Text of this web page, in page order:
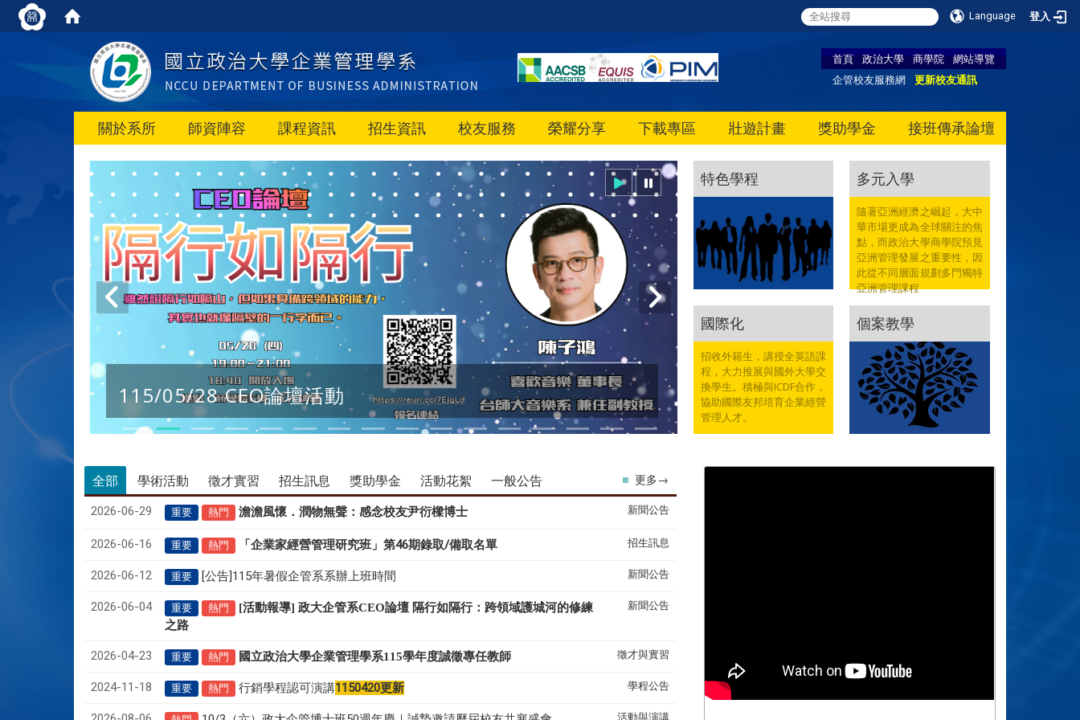
Language 登入
首頁 政治大學 商學院
網站導覽
企管校友服務網
更新校友通訊
關於系所 師資陣容 課程資訊 招生資訊 校友服務 榮耀分享 下載專區 壯遊計畫 獎助學金 接班傳承論壇
115/05/28 CEO論壇活動
特色學程 多元入學
隨著亞洲經濟之崛起，大中
華市場更成為全球關注的焦
點，而政治大學商學院預見
亞洲管理發展之重要性，因
此從不同層面規劃多門獨特
亞洲管理課程
國際化
招收外籍生，講授全英語課
程，大力推展與國外大學交
換學生。積極與ICDF合作，
協助國際友邦培育企業經營
管理人才。
個案教學
全部 學術活動 徵才實習 招生訊息 獎助學金 活動花絮 一般公告
2026-06-29 重要 熱門 澹澹風懷．潤物無聲： 感念校友尹衍樑博士 新聞公告
2026-06-16 重要 熱門 「企業家經營管理研究班」第46期錄取/備取名單 招生訊息
2026-06-12 重要 [公告]115年暑假企管系系辦上班時間 新聞公告
2026-06-04 重要 熱門
[活動報導] 政大企管系CEO論壇 隔行如隔行：跨領域護城河的修練
之路
新聞公告
2026-04-23 重要 熱門 國立政治大學企業管理學系115學年度誠徵專任教師 徵才與實習
2024-11-18 重要 熱門 行銷學程認可演講1150420更新 學程公告
活動與演講
更多→